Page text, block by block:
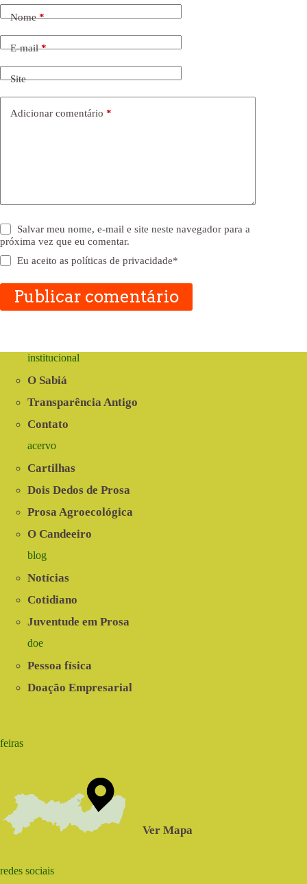
Nome*
E-mail*
Site
Adicionar comentário *
Salvar meu nome, e-mail e site neste navegador para a
próxima vez que eu comentar.
Eu aceito aspolíticas de privacidade*
Publicar comentário
institucional
O Sabiá
Transparência Antigo
Contato
acervo
Cartilhas
Dois Dedos de Prosa
Prosa Agroecológica
O Candeeiro
blog
Notícias
Cotidiano
Juventude em Prosa
doe
Pessoa física
Doação Empresarial
feiras
Ver Mapa
redes sociais